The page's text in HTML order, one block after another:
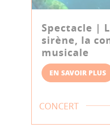
Spectacle |
sirène, la
musicale
EN SAVOIR PLUS
CONCERT